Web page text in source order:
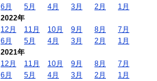
6月
5月 4月 3月 2月
1月
2022年
12月
11月 10月 9月 8月
7月
6月
5月 4月 3月 2月
1月
2021年
12月
11月 10月 9月 8月
7月
6月
5月 4月 3月 2月
1月